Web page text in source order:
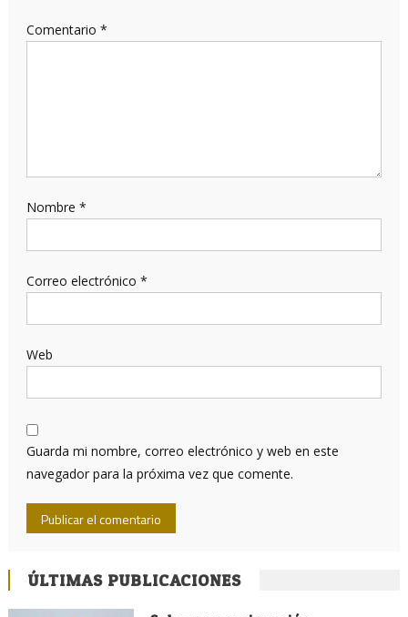
Comentario *
Nombre *
Correo electrónico *
Web
Guarda mi nombre, correo electrónico y web en este
navegador para la próxima vez que comente.
ÚLTIMAS PUBLICACIONES